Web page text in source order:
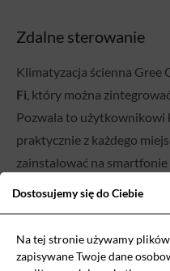
Zdalne sterowanie
Klimatyzacja ścienna Gree
Fi, który można
Pozwala to użytkownikowi
praktycznie z każdego
zainstalować na smartfonie
zmniejszenie poziomu
Dostosujemy się do Ciebie
Na tej stronie używamy
zapisywane Twoje dane